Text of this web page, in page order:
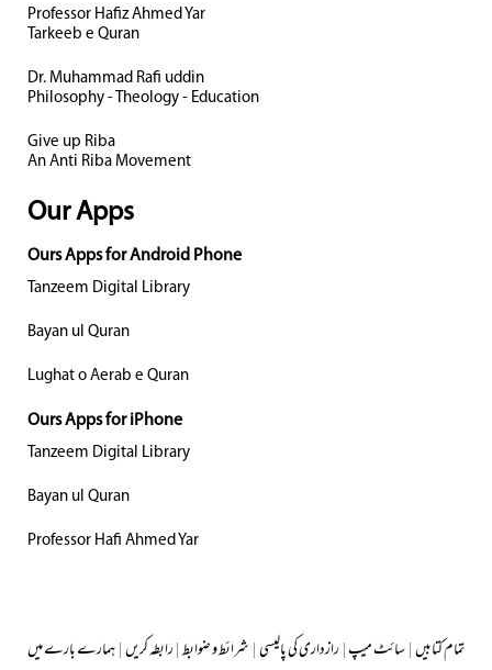
Professor Hafiz Ahmed Yar
Tarkeeb e Quran
Dr. Muhammad Rafi uddin
Philosophy - Theology - Education
Give up Riba
An Anti Riba Movement
Our Apps
Ours Apps for Android Phone
Tanzeem Digital Library
Bayan ul Quran
Lughat o Aerab e Quran
Ours Apps for iPhone
Tanzeem Digital Library
Bayan ul Quran
Professor Hafi Ahmed Yar
ہمارے بارے میں|رابطہ کریں|شرائط و ضوابط|رازداری کی پالیسی|سائٹ میپ|تمام کتابیں